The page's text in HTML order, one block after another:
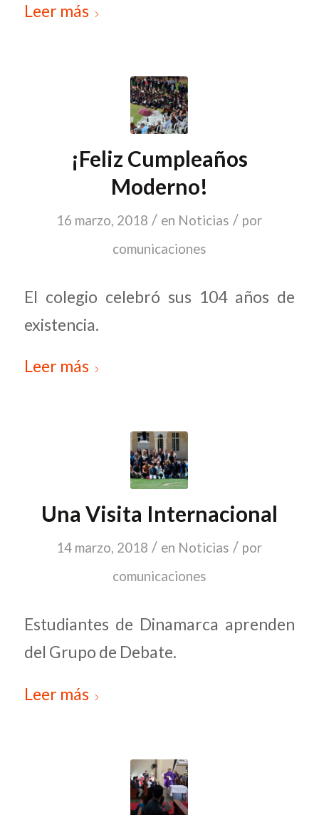
Leer más
¡Feliz Cumpleaños
Moderno!
16 marzo, 2018 / en Noticias / por
comunicaciones
El colegio celebró sus 104 años de
existencia.
Leer más
Una Visita Internacional
14 marzo, 2018 / en Noticias / por
comunicaciones
Estudiantes de Dinamarca aprenden
del Grupo de Debate.
Leer más